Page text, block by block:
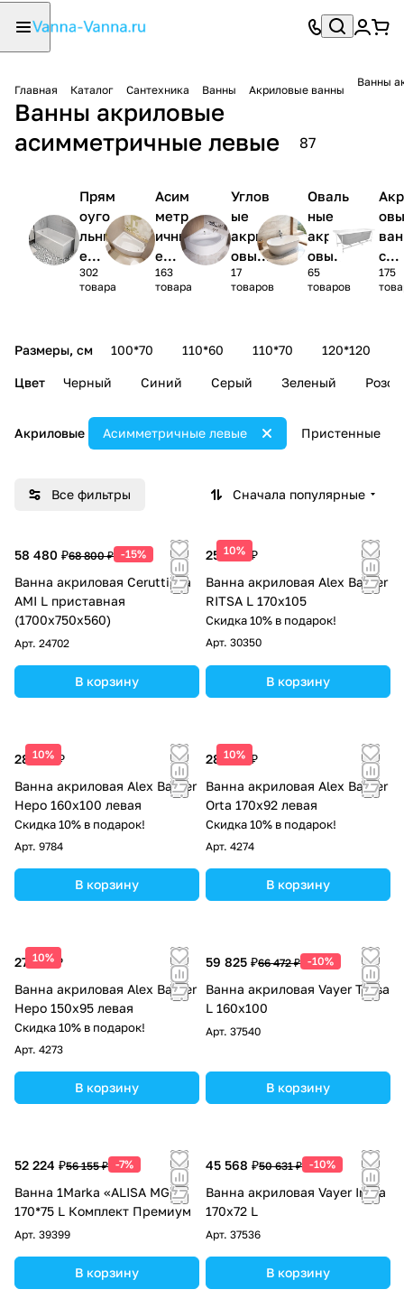
Главная Каталог Сантехника Ванны Акриловые ванны
Ванны
Ванны акриловые
асимметричные левые
87
Прям
оуго
льны
е
акри
ловы
ы
302
товара
Асим
метр
ичны
е
акри
ловы
163
товара
Углов
ые
акрил
овые
ванны
1/4
17
товаров
Оваль
ные
акрил
овые
ванны
65
товаров
с
сом
175
Размеры, см 100*70 110*60 110*70 120*120
Цвет Черный Синий Серый Зеленый
Акриловые Пристенные
Асимметричные левые
Все фильтры Сначала популярные
58 480 ₽68 800 ₽ -15%
Ванна акриловая Ceruttispa
AMI L приставная
(1700x750x560)
Арт. 24702
В корзину
10%
25 294 ₽
Ванна акриловая Alex Baitler
RITSA L 170х105
Скидка 10% в подарок!
Арт. 30350
В корзину
10%
28 212 ₽
Ванна акриловая Alex Baitler
Неро 160х100 левая
Скидка 10% в подарок!
Арт. 9784
В корзину
10%
28 991 ₽
Ванна акриловая Alex Baitler
Orta 170x92 левая
Скидка 10% в подарок!
Арт. 4274
В корзину
10%
27 215 ₽
Ванна акриловая Alex Baitler
Неро 150х95 левая
Скидка 10% в подарок!
Арт. 4273
В корзину
59 825 ₽66 472 ₽ -10%
Ванна акриловая Vayer Tessa
L 160х100
Арт. 37540
В корзину
52 224 ₽56 155 ₽ -7%
Ванна 1Marka «ALISA MG»
170*75 L Комплект Премиум
Арт. 39399
В корзину
45 568 ₽50 631 ₽ -10%
Ванна акриловая Vayer Irena
170х72 L
Арт. 37536
В корзину